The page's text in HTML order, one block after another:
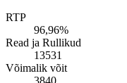
RTP
96,96%
Read ja Rullikud
13531
Võimalik võit
3840